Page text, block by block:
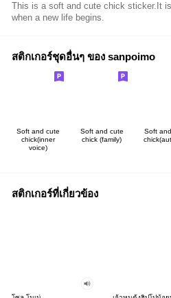
This is a soft and cute chick sticker.It
when a new life begins.
สติกเกอร์ชุดอื่นๆ ของ sanpoimo
Soft and cute
chick(inner
voice)
Soft and cute
chick (family)
Soft
สติกเกอร์ที่เกี่ยวข้อง